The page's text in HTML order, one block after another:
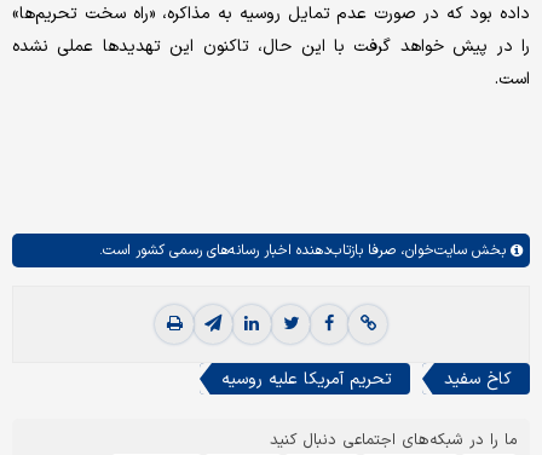
داده بود که در صورت عدم تمایل روسیه به مذاکره، «راه سخت تحریم‌ها»
را در پیش خواهد گرفت با این حال، تاکنون این تهدیدها عملی نشده
است.
بخش سایت‌خوان، صرفا بازتاب‌دهنده اخبار رسانه‌های رسمی کشور است.
کاخ سفید تحریم آمریکا علیه روسیه
ما را در شبکه‌های اجتماعی دنبال کنید